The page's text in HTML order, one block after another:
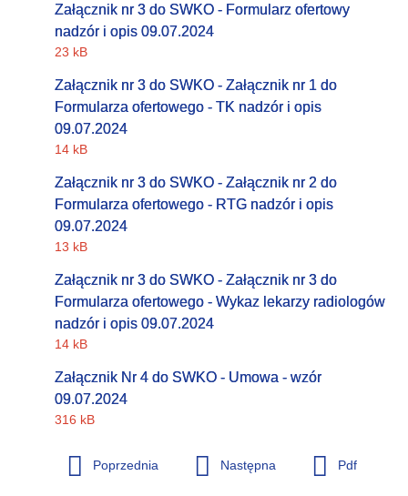
Załącznik nr 3 do SWKO - Formularz ofertowy
nadzór i opis 09.07.2024
23 kB
Załącznik nr 3 do SWKO - Załącznik nr 1 do
Formularza ofertowego - TK nadzór i opis
09.07.2024
14 kB
Załącznik nr 3 do SWKO - Załącznik nr 2 do
Formularza ofertowego - RTG nadzór i opis
09.07.2024
13 kB
Załącznik nr 3 do SWKO - Załącznik nr 3 do
Formularza ofertowego - Wykaz lekarzy radiologów
nadzór i opis 09.07.2024
14 kB
Załącznik Nr 4 do SWKO - Umowa - wzór
09.07.2024
316 kB
Poprzednia Następna Pdf